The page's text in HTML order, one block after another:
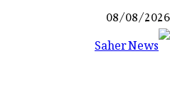
Skip
to
08/08/2026